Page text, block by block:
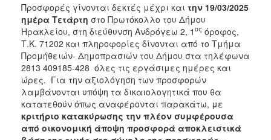
Προσφορές γίνονται δεκτές μέχρι και την 19/03/2025
ημέρα Τετάρτη στο Πρωτόκολλο του Δήμου
Ηρακλείου, στη διεύθυνση Ανδρόγεω 2, 1 ος όροφος,
Τ.Κ. 71202 και πληροφορίες δίνονται από το Τμήμα
Προμήθειών- Δημοπρασιών του Δήμου στα τηλέφωνα
2813 409185-428 όλες τις εργάσιμες ημέρες και
ώρες. Για την αξιολόγηση των προσφορών
λαμβάνονται υπόψη τα δικαιολογητικά που θα
κατατεθούν όπως αναφέρονται παρακάτω, με
κριτήριο κατακύρωσης την πλέον συμφέρουσα
από οικονομική άποψη προσφορά αποκλειστικά